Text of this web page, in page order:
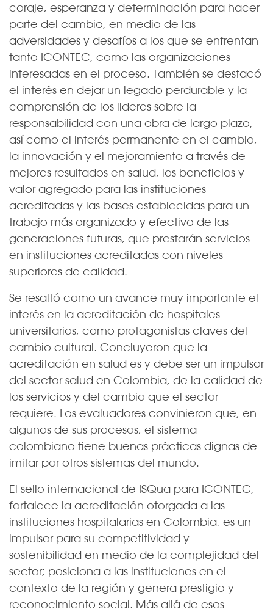
coraje, esperanza y determinación para hacer
parte del cambio, en medio de las
adversidades y desafíos a los que se enfrentan
tanto ICONTEC, como las organizaciones
interesadas en el proceso. También se destacó
el interés en dejar un legado perdurable y la
comprensión de los lideres sobre la
responsabilidad con una obra de largo plazo,
así como el interés permanente en el cambio,
la innovación y el mejoramiento a través de
mejores resultados en salud, los beneficios y
valor agregado para las instituciones
acreditadas y las bases establecidas para un
trabajo más organizado y efectivo de las
generaciones futuras, que prestarán servicios
en instituciones acreditadas con niveles
superiores de calidad.
Se resaltó como un avance muy importante el
interés en la acreditación de hospitales
universitarios, como protagonistas claves del
cambio cultural. Concluyeron que la
acreditación en salud es y debe ser un impulsor
del sector salud en Colombia, de la calidad de
los servicios y del cambio que el sector
requiere. Los evaluadores convinieron que, en
algunos de sus procesos, el sistema
colombiano tiene buenas prácticas dignas de
imitar por otros sistemas del mundo.
El sello internacional de ISQua para ICONTEC,
fortalece la acreditación otorgada a las
instituciones hospitalarias en Colombia, es un
impulsor para su competitividad y
sostenibilidad en medio de la complejidad del
sector; posiciona a las instituciones en el
contexto de la región y genera prestigio y
reconocimiento social. Más allá de esos